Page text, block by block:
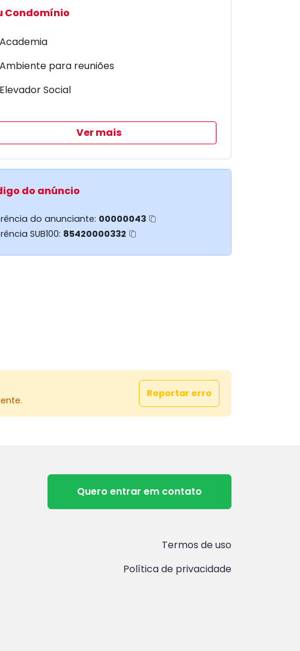
Condomínio
Academia
Ambiente para reuniões
Elevador Social
Ver mais
do anúncio
do anunciante: 00000043
SUB100: 85420000332
Reportar erro
Quero entrar em contato
Termos de uso
Política de privacidade